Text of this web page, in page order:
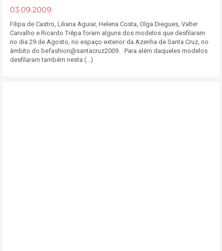
03.09.2009
Filipa de Castro, Liliana Aguiar, Helena Costa, Olga Diegues, Valter
Carvalho e Ricardo Trêpa foram alguns dos modelos que desfilaram
no dia 29 de Agosto, no espaço exterior da Azenha de Santa Cruz, no
âmbito do befashion@santacruz2009. Para além daqueles modelos
desfilaram também nesta (...)